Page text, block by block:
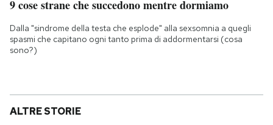
9 cose strane che succedono mentre dormiamo
Dalla "sindrome della testa che esplode" alla sexsomnia a quegli
spasmi che capitano ogni tanto prima di addormentarsi (cosa
sono?)
ALTRE STORIE